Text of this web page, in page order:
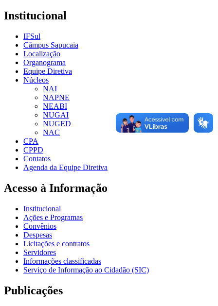
Institucional
IFSul
Câmpus Sapucaia
Localização
Organograma
Equipe Diretiva
Núcleos
NAI
NAPNE
NEABI
NUGAI
NUGED
NAC
CPA
CPPD
Contatos
Agenda da Equipe Diretiva
Acesso à Informação
Institucional
Ações e Programas
Convênios
Despesas
Licitações e contratos
Servidores
Informações classificadas
Serviço de Informação ao Cidadão (SIC)
Publicações